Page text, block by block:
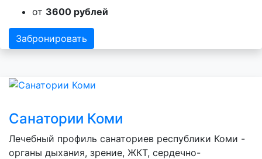
от 3600 рублей
Забронировать
Санатории Коми
Лечебный профиль санаториев республики Коми -
органы дыхания, зрение, ЖКТ, сердечно-